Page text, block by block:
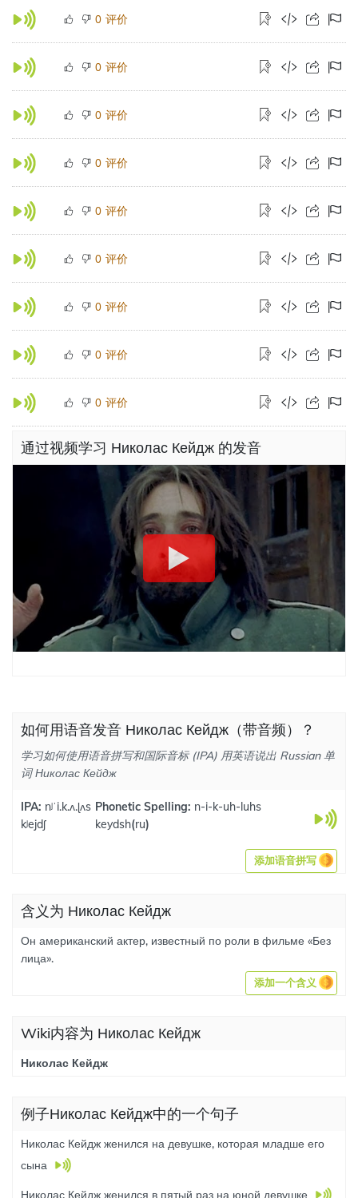
0 评价
0 评价
0 评价
0 评价
0 评价
0 评价
0 评价
0 评价
0 评价
通过视频学习 Николас Кейдж 的发音
如何用语音发音 Николас Кейдж（带音频）？
学习如何使用语音拼写和国际音标 (IPA) 用英语说出 Russian 单
词 Николас Кейдж
IPA: nʲˈi.k.ʌ.ɭʌs
kʲejdʃ
Phonetic Spelling: n-i-k-uh-luhs
keydsh(ru)
添加语音拼写
含义为 Николас Кейдж
Он американский актер, известный по роли в фильме «Без
лица».
添加一个含义
Wiki内容为 Николас Кейдж
Николас Кейдж
例子Николас Кейдж中的一个句子
Николас Кейдж женился на девушке, которая младше его
сына
Николас Кейдж женился в пятый раз на юной девушке